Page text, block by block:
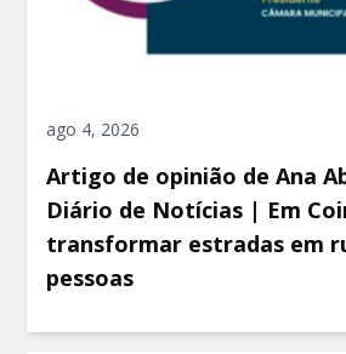
ago 4, 2026
Artigo de opinião de Ana
Diário de Notícias | Em
transformar estradas em
pessoas